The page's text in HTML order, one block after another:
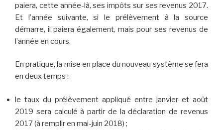
paiera, cette année-là, ses impôts sur ses revenus 2017.
Et l’année suivante, si le prélèvement à la source
démarre, il paiera également, mais pour ses revenus de
l’année en cours.
En pratique, la mise en place du nouveau système se fera
en deux temps :
le taux du prélèvement appliqué entre janvier et août
2019 sera calculé à partir de la déclaration de revenus
2017 (à remplir en mai-juin 2018) ;